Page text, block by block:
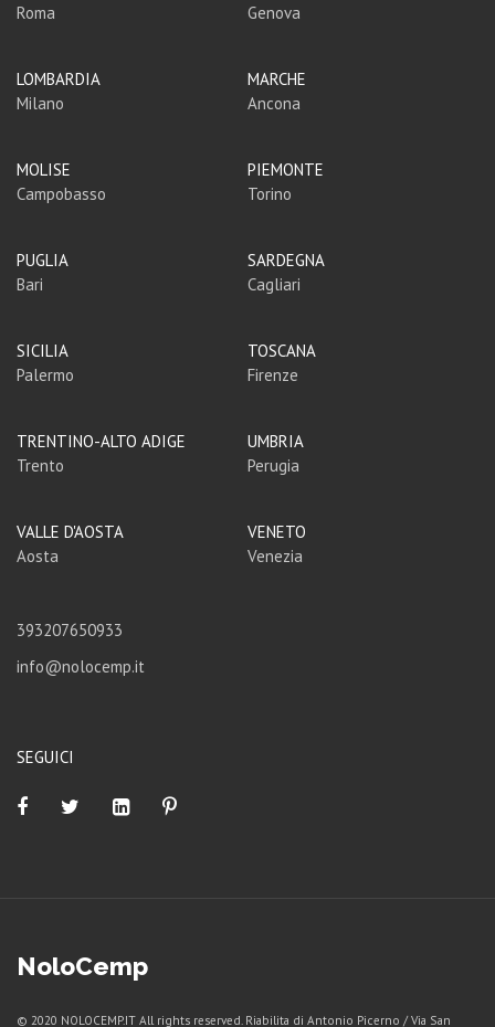
Roma
Genova
LOMBARDIA
Milano
MARCHE
Ancona
MOLISE
Campobasso
PIEMONTE
Torino
PUGLIA
Bari
SARDEGNA
Cagliari
SICILIA
Palermo
TOSCANA
Firenze
TRENTINO-ALTO ADIGE
Trento
UMBRIA
Perugia
VALLE D'AOSTA
Aosta
VENETO
Venezia
393207650933
info@nolocemp.it
SEGUICI
NoloCemp
© 2020 NOLOCEMP.IT All rights reserved. Riabilita di Antonio Picerno / Via San